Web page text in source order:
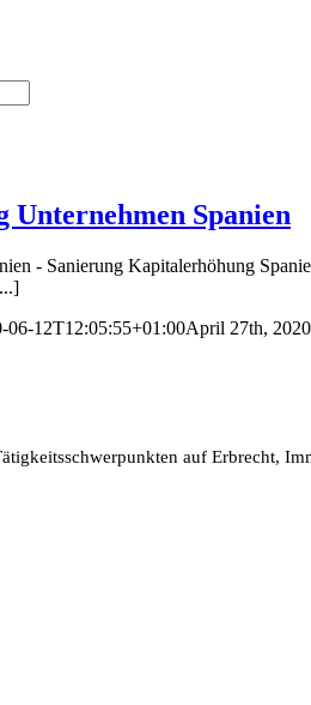
Unternehmen Spanien
- Sanierung Kapitalerhöhung
06-12T12:05:55+01:00April 27th, 2020
auf Erbrecht,